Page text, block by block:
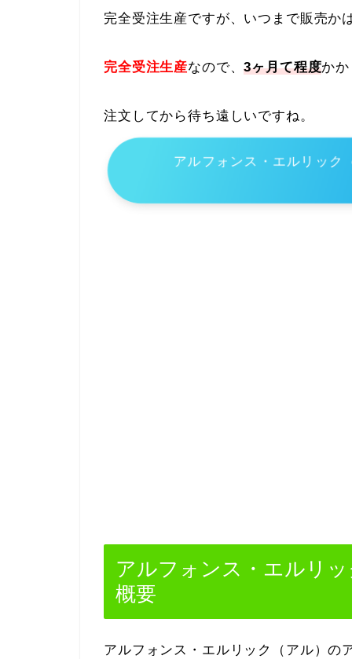
完全受注生産ですが、いつまで販売か
完全受注生産なので、3ヶ月て程度か
注文してから待ち遠しいですね。
アルフォンス・エルリッ
アルフォンス・エルリ
概要
アルフォンス・エルリック（アル）の